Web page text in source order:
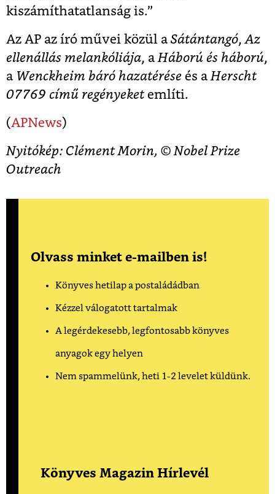
kiszámíthatatlanság is.”
Az AP az író művei közül aSátántangó, Az
ellenállás melankóliája, aHáború és háború,
a Wenckheim báró hazatérése és aHerscht
07769 című regényeketemlíti.
(APNews)
Nyitókép: Clément Morin, © Nobel Prize
Outreach
Olvass minket e-mailben is!
Könyves hetilap a postaládádban
Kézzel válogatott tartalmak
A legérdekesebb, legfontosabb könyves
anyagok egy helyen
Nem spammelünk, heti 1-2 levelet küldünk.
Könyves Magazin Hírlevél